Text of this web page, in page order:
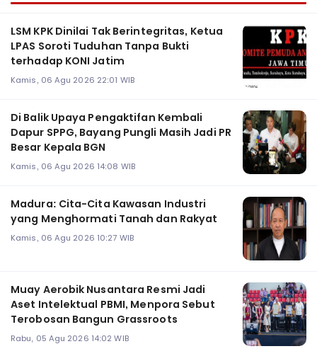
LSM KPK Dinilai Tak Berintegritas, Ketua
LPAS Soroti Tuduhan Tanpa Bukti
terhadap KONI Jatim
Kamis, 06 Agu 2026 22:01 WIB
Di Balik Upaya Pengaktifan Kembali
Dapur SPPG, Bayang Pungli Masih Jadi PR
Besar Kepala BGN
Kamis, 06 Agu 2026 14:08 WIB
Madura: Cita-Cita Kawasan Industri
yang Menghormati Tanah dan Rakyat
Kamis, 06 Agu 2026 10:27 WIB
Muay Aerobik Nusantara Resmi Jadi
Aset Intelektual PBMI, Menpora Sebut
Terobosan Bangun Grassroots
Rabu, 05 Agu 2026 14:02 WIB